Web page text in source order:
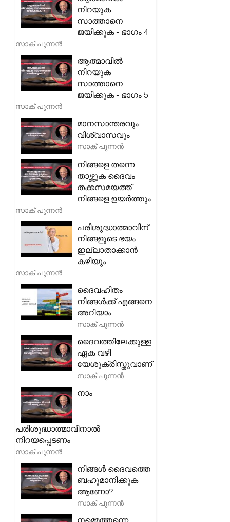
നിറയുക
സാത്താനെ
ജയിക്കുക - ഭാഗം 4
സാക് പുന്നൻ
ആത്മാവിൽ
നിറയുക
സാത്താനെ
ജയിക്കുക - ഭാഗം 5
സാക് പുന്നൻ
മാനസാന്തരവും
വിശ്വാസവും
സാക് പുന്നൻ
നിങ്ങളെ തന്നെ
താഴ്ത്തുക ദൈവം
തക്കസമയത്ത്
നിങ്ങളെ ഉയർത്തും
സാക് പുന്നൻ
പരിശുദ്ധാത്മാവിന്
നിങ്ങളുടെ ഭയം
ഇല്ലാതാക്കാൻ
കഴിയും
സാക് പുന്നൻ
ദൈവഹിതം
നിങ്ങൾക്ക് എങ്ങനെ
അറിയാം
സാക് പുന്നൻ
ദൈവത്തിലേക്കുള്ള
ഏക വഴി
യേശുക്രിസ്തുവാണ്
സാക് പുന്നൻ
നാം
പരിശുദ്ധാത്മാവിനാൽ
നിറയപ്പെടണം
സാക് പുന്നൻ
നിങ്ങൾ ദൈവത്തെ
ബഹുമാനിക്കുക
ആണോ?
സാക് പുന്നൻ
നമ്മെത്തന്നെ